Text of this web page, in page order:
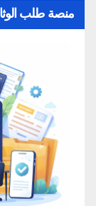
منصة طلب